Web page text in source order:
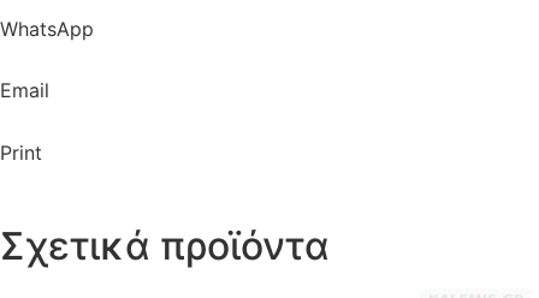
WhatsApp
Email
Print
Σχετικά προϊόντα